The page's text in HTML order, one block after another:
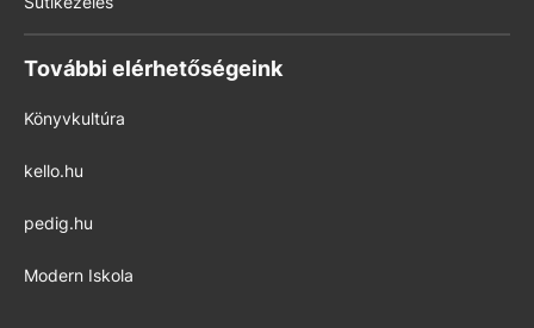
További elérhetőségeink
Könyvkultúra
kello.hu
pedig.hu
Modern Iskola